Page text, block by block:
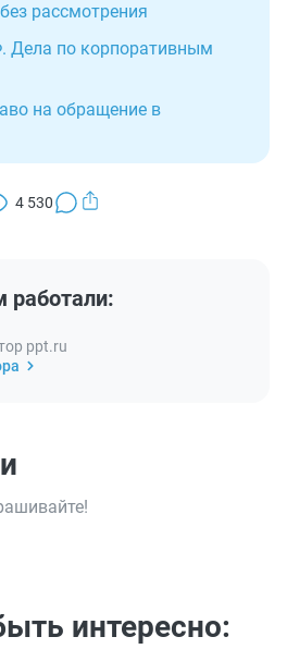
рассмотрения
Дела по корпоративным
на обращение в
4 530
работали:
ppt.ru
интересно: